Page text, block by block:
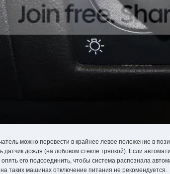
можно перевести в крайнее левое положение в
датчик дождя (на лобовом стекле тряпкой). Если
опять его подсоединить, чтобы система распознала
на таких машинах отключение питания не рекомендуется.